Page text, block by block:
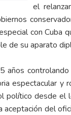
el
con
de su aparato
años
espectacular
político desde
del